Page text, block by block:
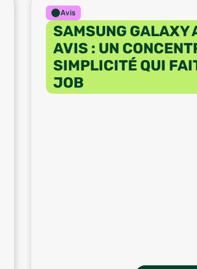
Avis
SAMSUNG GALAXY
AVIS : UN
SIMPLICITÉ QUI
JOB